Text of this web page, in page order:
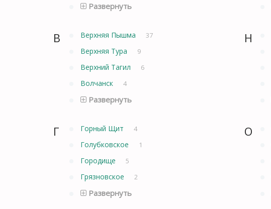
Развернуть
В Верхняя Пышма 37
Верхняя Тура 9
Верхний Тагил 6
Волчанск 4
Развернуть
Г Горный Щит 4
Голубковское 1
Городище 5
Грязновское 2
Развернуть
Н
О